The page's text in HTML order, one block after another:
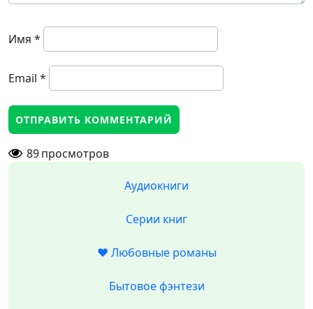
Имя *
Email *
89просмотров
Аудиокниги
Серии книг
❤️ Любовные романы
Бытовое фэнтези